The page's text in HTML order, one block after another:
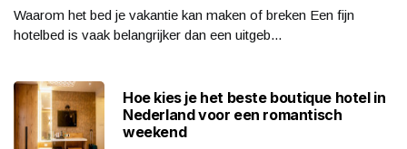
Waarom het bed je vakantie kan maken of breken Een fijn
hotelbed is vaak belangrijker dan een uitgeb...
Hoe kies je het beste boutique hotel in
Nederland voor een romantisch
weekend